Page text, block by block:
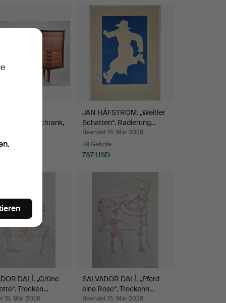
SKOGH.
mit Barschrank,
JAN HÅFSTRÖM. „Weißer
Schatten“. Radierung…
Beendet 15. Mär 2026
29 Gebote
737 USD
DALÍ. „Grüne
Trocken…
15. Mär 2026
SALVADOR DALÍ. „Pferd
eine Rose“. Trockenn…
Beendet 15. Mär 2026